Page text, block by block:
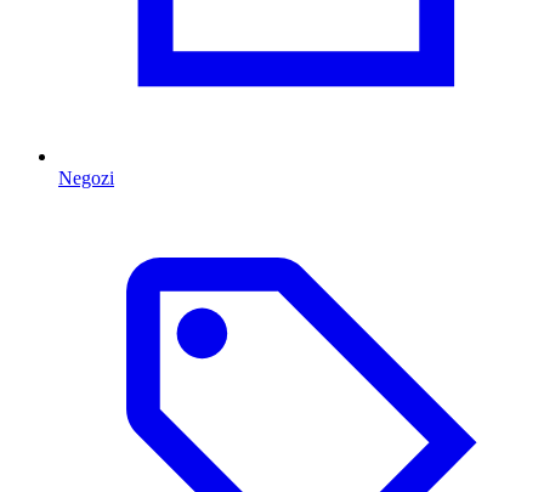
Negozi